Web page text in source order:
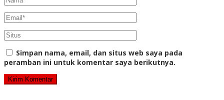
Simpan nama, email, dan situs web saya pada
peramban ini untuk komentar saya berikutnya.